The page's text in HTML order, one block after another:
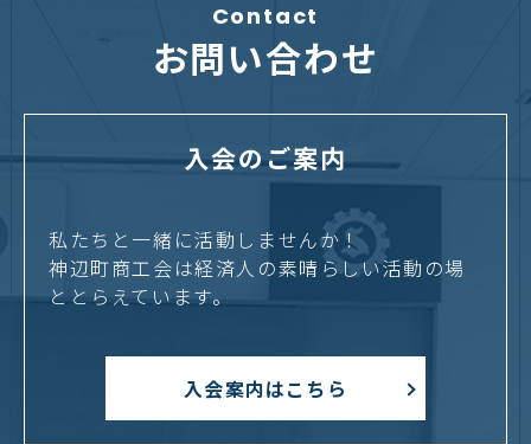
Contact
お問い合わせ
入会のご案内
私たちと一緒に活動しませんか！
神辺町商工会は経済人の素晴らしい活動の場
ととらえています。
入会案内はこちら